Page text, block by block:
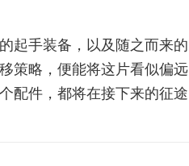
起手装备，以及随之而来的
策略，便能将这片看似偏远
配件，都将在接下来的征途